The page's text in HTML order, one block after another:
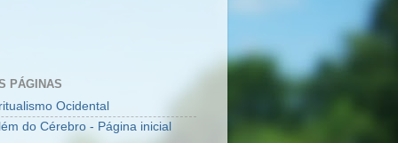
PÁGINAS
Ocidental
do Cérebro - Página inicial